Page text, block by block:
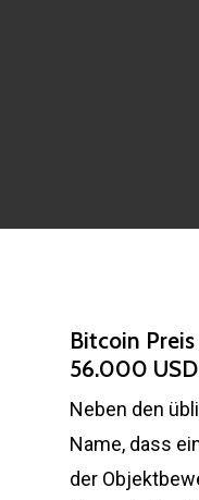
Bitcoin
56.000
Neben den
Name, dass
der